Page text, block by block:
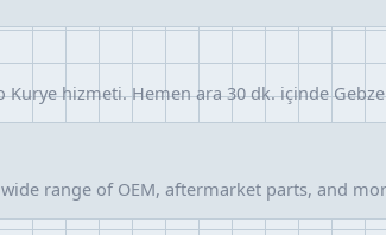
hizmeti. Hemen ara 30 dk. içinde
range of OEM, aftermarket parts, and